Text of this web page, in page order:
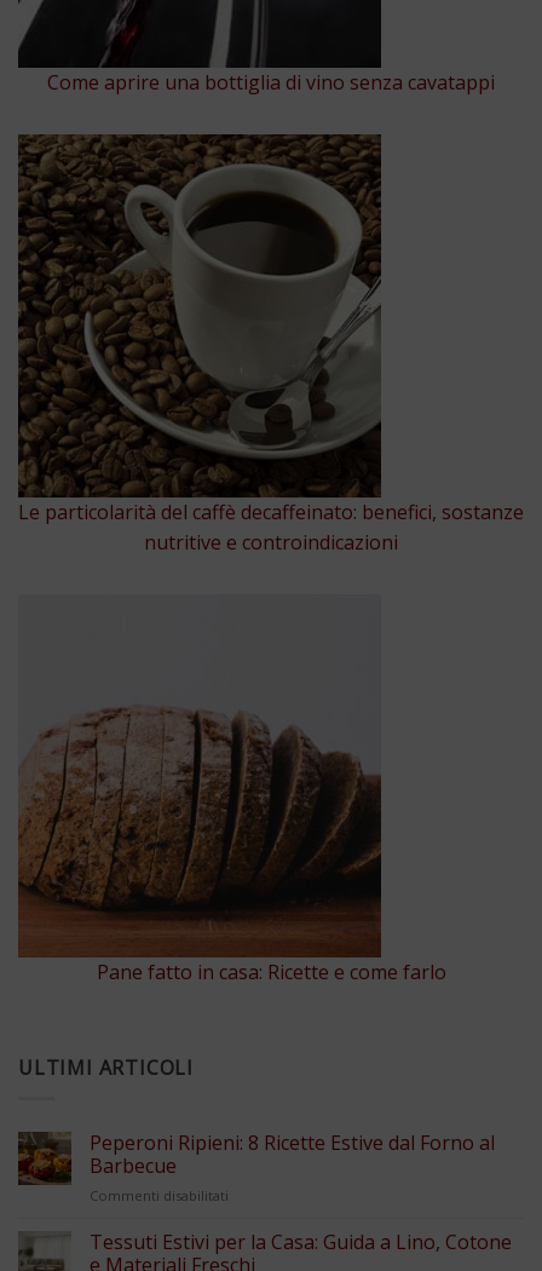
Come aprire una bottiglia di vino senza cavatappi
Le particolarità del caffè decaffeinato: benefici, sostanze
nutritive e controindicazioni
Pane fatto in casa: Ricette e come farlo
ULTIMI ARTICOLI
Peperoni Ripieni: 8 Ricette Estive dal Forno al
Barbecue
Commenti disabilitati
Ripieni:
Tessuti Estivi per la Casa: Guida a Lino, Cotone
e Materiali Freschi